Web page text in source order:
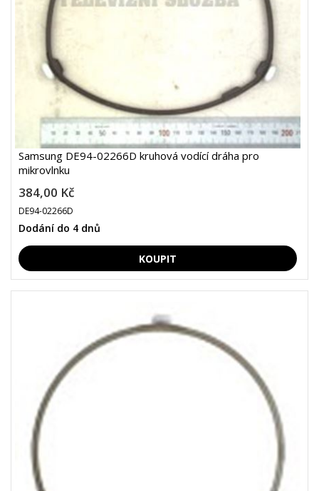
Samsung DE94-02266D kruhová vodící dráha pro
mikrovlnku
384,00 Kč
DE94-02266D
Dodání do 4 dnů